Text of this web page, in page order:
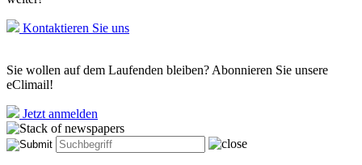
Kontaktieren Sie uns
Sie wollen auf dem Laufenden bleiben? Abonnieren Sie unsere
eClimail!
Jetzt anmelden